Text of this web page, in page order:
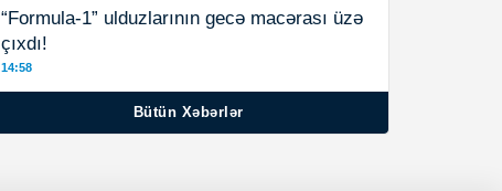
“Formula-1” ulduzlarının gecə macərası üzə
çıxdı!
14:58
Bütün Xəbərlər